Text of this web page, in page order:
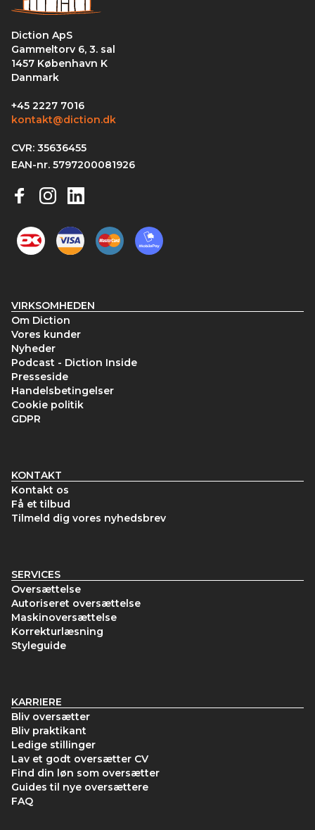
Diction ApS
Gammeltorv 6, 3. sal
1457 København K
Danmark
+45 2227 7016
kontakt@diction.dk
CVR: 35636455
EAN-nr. 5797200081926
VIRKSOMHEDEN
Om Diction
Vores kunder
Nyheder
Podcast - Diction Inside
Presseside
Handelsbetingelser
Cookie politik
GDPR
KONTAKT
Kontakt os
Få et tilbud
Tilmeld dig vores nyhedsbrev
SERVICES
Oversættelse
Autoriseret oversættelse
Maskinoversættelse
Korrekturlæsning
Styleguide
KARRIERE
Bliv oversætter
Bliv praktikant
Ledige stillinger
Lav et godt oversætter CV
Find din løn som oversætter
Guides til nye oversættere
FAQ